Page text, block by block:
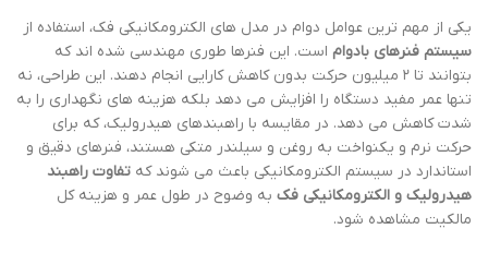
یکی از مهم ترین عوامل دوام در مدل های الکترومکانیکی فک، استفاده از
سیستم فنرهای بادوام است. این فنرها طوری مهندسی شده اند که
بتوانند تا ۲ میلیون حرکت بدون کاهش کارایی انجام دهند. این طراحی، نه
تنها عمر مفید دستگاه را افزایش می دهد بلکه هزینه های نگهداری را به
شدت کاهش می دهد. در مقایسه با راهبندهای هیدرولیک، که برای
حرکت نرم و یکنواخت به روغن و سیلندر متکی هستند، فنرهای دقیق و
استاندارد در سیستم الکترومکانیکی باعث می شوند که تفاوت راهبند
هیدرولیک و الکترومکانیکی فک به وضوح در طول عمر و هزینه کل
مالکیت مشاهده شود.